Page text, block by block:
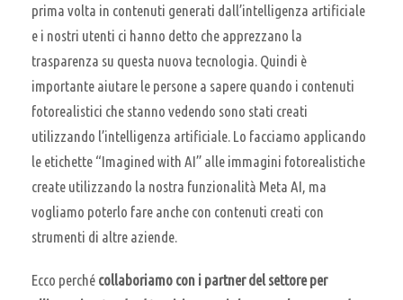
prima volta in contenuti generati dall’intelligenza artificiale
e i nostri utenti ci hanno detto che apprezzano la
trasparenza su questa nuova tecnologia. Quindi è
importante aiutare le persone a sapere quando i contenuti
fotorealistici che stanno vedendo sono stati creati
utilizzando l’intelligenza artificiale. Lo facciamo applicando
le etichette “Imagined with AI” alle immagini fotorealistiche
create utilizzando la nostra funzionalità Meta AI, ma
vogliamo poterlo fare anche con contenuti creati con
strumenti di altre aziende.
Ecco perché collaboriamo con i partner del settore per